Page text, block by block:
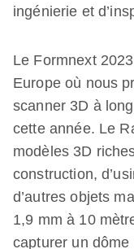
ingénierie et
Le Formnext
Europe où nous
scanner 3D à
cette année. Le
modèles 3D
construction,
d’autres objets
1,9 mm à 10
capturer un